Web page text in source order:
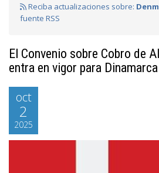
Reciba actualizaciones sobre:
fuente RSS
El Convenio sobre Cobro de
entra en vigor para Dinamarca
oct
2
2025